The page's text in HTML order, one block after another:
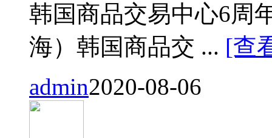
韩国商品交易中心6周
海）韩国商品交 ... [查
admin2020-08-06